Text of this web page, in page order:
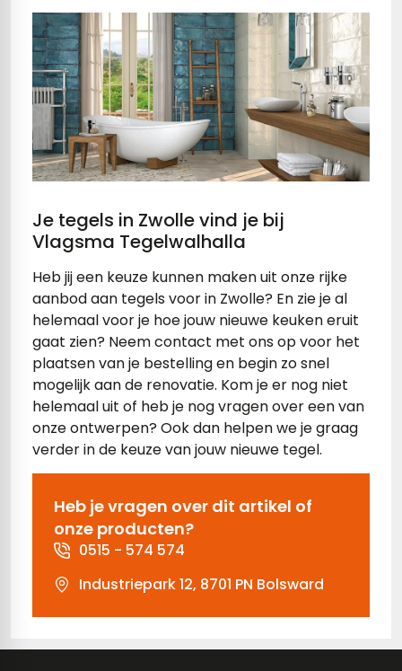
Je tegels in Zwolle vind je bij
Vlagsma Tegelwalhalla
Heb jij een keuze kunnen maken uit onze rijke
aanbod aan tegels voor in Zwolle? En zie je al
helemaal voor je hoe jouw nieuwe keuken eruit
gaat zien? Neem contact met ons op voor het
plaatsen van je bestelling en begin zo snel
mogelijk aan de renovatie. Kom je er nog niet
helemaal uit of heb je nog vragen over een van
onze ontwerpen? Ook dan helpen we je graag
verder in de keuze van jouw nieuwe tegel.
Heb je vragen over dit artikel of
onze producten?
0515 - 574 574
Industriepark 12, 8701 PN Bolsward